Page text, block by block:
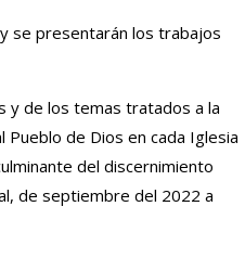
se presentarán los trabajos
y de los temas tratados a la
Pueblo de Dios en cada Iglesia
del discernimiento
de septiembre del 2022 a